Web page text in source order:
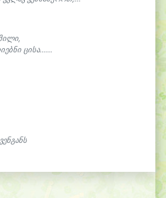
ცისა......